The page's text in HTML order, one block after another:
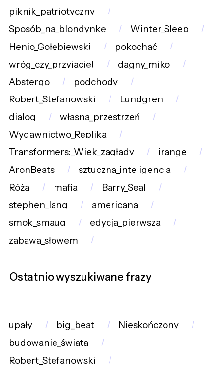
piknik_patriotyczny
Sposób_na_blondynkę
Winter_Sleep
Henio_Gołębiewski
pokochać
wróg_czy_przyjaciel
dagny_miko
Abstergo
podchody
Robert_Stefanowski
Lundgren
dialog
własna_przestrzeń
Wydawnictwo_Replika
Transformers:_Wiek_zagłady
irange
AronBeats
sztuczna_inteligencja
Róża
mafia
Barry_Seal
stephen_lang
americana
smok_smaug
edycja_pierwsza
zabawa_słowem
Ostatnio wyszukiwane frazy
upały big_beat
Nieskończony
budowanie_świata
Robert_Stefanowski